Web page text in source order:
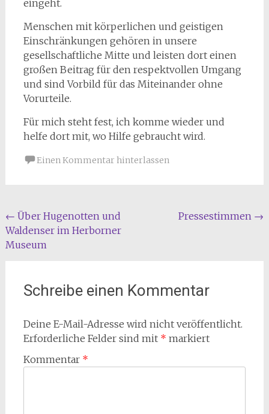
eingeht.
Menschen mit körperlichen und geistigen
Einschränkungen gehören in unsere
gesellschaftliche Mitte und leisten dort einen
großen Beitrag für den respektvollen Umgang
und sind Vorbild für das Miteinander ohne
Vorurteile.
Für mich steht fest, ich komme wieder und
helfe dort mit, wo Hilfe gebraucht wird.
Einen Kommentar hinterlassen
Beitragsnavigation
← Über Hugenotten und
Waldenser im Herborner
Museum
Pressestimmen →
Schreibe einen Kommentar
Deine E-Mail-Adresse wird nicht veröffentlicht.
Erforderliche Felder sind mit * markiert
Kommentar *